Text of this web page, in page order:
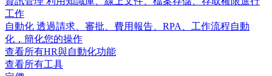
工作
自動化 透過請求、審批、費用報告、RPA、工作流程自動
化，簡化您的操作
查看所有HR與自動化功能
查看所有工具